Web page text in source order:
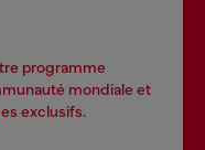
programme
mondiale et
exclusifs.